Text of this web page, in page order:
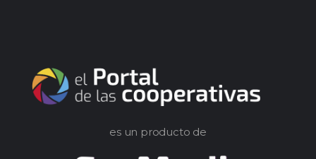
es un producto de